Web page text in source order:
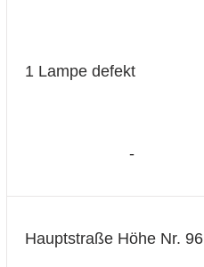
1 Lampe defekt
-
Hauptstraße Höhe Nr. 96